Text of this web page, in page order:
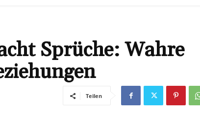
Sprüche: Wahre
Teilen